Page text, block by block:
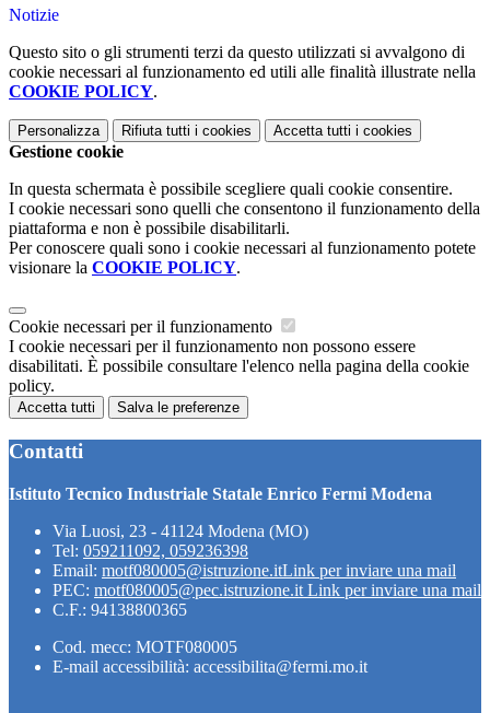
Notizie
Questo sito o gli strumenti terzi da questo utilizzati si avvalgono di
cookie necessari al funzionamento ed utili alle finalità illustrate nella
COOKIE POLICY.
Personalizza Rifiuta tutti i cookies Accetta tutti i cookies
Gestione cookie
In questa schermata è possibile scegliere quali cookie consentire.
I cookie necessari sono quelli che consentono il funzionamento della
piattaforma e non è possibile disabilitarli.
Per conoscere quali sono i cookie necessari al funzionamento potete
visionare la COOKIE POLICY.
Cookie necessari per il funzionamento
I cookie necessari per il funzionamento non possono essere
disabilitati. È possibile consultare l'elenco nella pagina della cookie
policy.
Accetta tutti Salva le preferenze
Contatti
Istituto Tecnico Industriale Statale Enrico Fermi Modena
Via Luosi, 23 - 41124 Modena (MO)
Tel: 059211092, 059236398
Email: motf080005@istruzione.itLink per inviare una mail
PEC: motf080005@pec.istruzione.it Link per inviare una mail
C.F.: 94138800365
Cod. mecc: MOTF080005
E-mail accessibilità: accessibilita@fermi.mo.it